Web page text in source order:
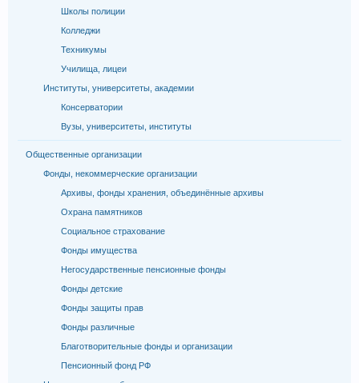
Школы полиции
Колледжи
Техникумы
Училища, лицеи
Институты, университеты, академии
Консерватории
Вузы, университеты, институты
Общественные организации
Фонды, некоммерческие организации
Архивы, фонды хранения, объединённые архивы
Охрана памятников
Социальное страхование
Фонды имущества
Негосударственные пенсионные фонды
Фонды детские
Фонды защиты прав
Фонды различные
Благотворительные фонды и организации
Пенсионный фонд РФ